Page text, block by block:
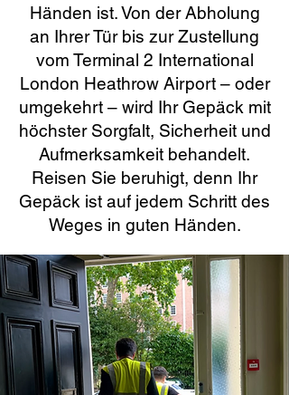
Händen ist. Von der Abholung
an Ihrer Tür bis zur Zustellung
vom Terminal 2 International
London Heathrow Airport – oder
umgekehrt – wird Ihr Gepäck mit
höchster Sorgfalt, Sicherheit und
Aufmerksamkeit behandelt.
Reisen Sie beruhigt, denn Ihr
Gepäck ist auf jedem Schritt des
Weges in guten Händen.